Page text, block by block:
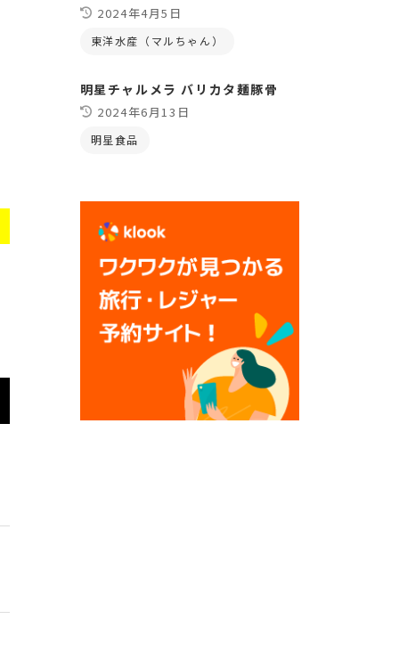
2024年4月5日
東洋水産（マルちゃん）
明星チャルメラ バリカタ麺豚骨
2024年6月13日
明星食品